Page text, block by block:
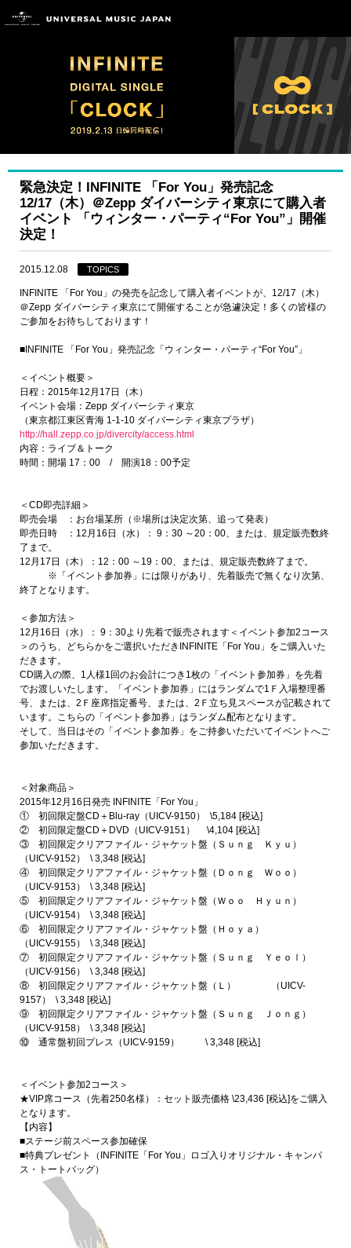
緊急決定！INFINITE 「For You」発売記念
12/17（木）＠Zepp ダイバーシティ東京にて購入者
イベント 「ウィンター・パーティ“For You”」開催
決定！
2015.12.08 TOPICS
INFINITE 「For You」の発売を記念して購入者イベントが、12/17（木）
＠Zepp ダイバーシティ東京にて開催することが急遽決定！多くの皆様の
ご参加をお待ちしております！
■INFINITE 「For You」発売記念「ウィンター・パーティ“For You”」
＜イベント概要＞
日程：2015年12月17日（木）
イベント会場：Zepp ダイバーシティ東京
（東京都江東区青海 1-1-10 ダイバーシティ東京プラザ）
http://hall.zepp.co.jp/divercity/access.html
内容：ライブ＆トーク
時間：開場 17：00 / 開演18：00予定
＜CD即売詳細＞
即売会場 ：お台場某所（※場所は決定次第、追って発表）
即売日時 ：12月16日（水）： 9：30 ～20：00、または、規定販売数終
了まで。
12月17日（木）：12：00 ～19：00、または、規定販売数終了まで。
※「イベント参加券」には限りがあり、先着販売で無くなり次第、
終了となります。
＜参加方法＞
12月16日（水）： 9：30より先着で販売されます＜イベント参加2コース
＞のうち、どちらかをご選択いただきINFINITE「For You」をご購入いた
だきます。
CD購入の際、1人様1回のお会計につき1枚の「イベント参加券」を先着
でお渡しいたします。「イベント参加券」にはランダムで1Ｆ入場整理番
号、または、2Ｆ座席指定番号、または、2Ｆ立ち見スペースが記載されて
います。こちらの「イベント参加券」はランダム配布となります。
そして、当日はその「イベント参加券」をご持参いただいてイベントへご
参加いただきます。
＜対象商品＞
2015年12月16日発売 INFINITE「For You」
① 初回限定盤CD＋Blu-ray（UICV-9150） \5,184 [税込]
② 初回限定盤CD＋DVD（UICV-9151） \4,104 [税込]
③ 初回限定クリアファイル・ジャケット盤（Ｓｕｎｇ Ｋｙｕ）
（UICV-9152） \ 3,348 [税込]
④ 初回限定クリアファイル・ジャケット盤（Ｄｏｎｇ Ｗｏｏ）
（UICV-9153） \ 3,348 [税込]
⑤ 初回限定クリアファイル・ジャケット盤（Ｗｏｏ Ｈｙｕｎ）
（UICV-9154） \ 3,348 [税込]
⑥ 初回限定クリアファイル・ジャケット盤（Ｈｏｙａ）
（UICV-9155） \ 3,348 [税込]
⑦ 初回限定クリアファイル・ジャケット盤（Ｓｕｎｇ Ｙｅｏｌ）
（UICV-9156） \ 3,348 [税込]
⑧ 初回限定クリアファイル・ジャケット盤（Ｌ） （UICV-
9157） \ 3,348 [税込]
⑨ 初回限定クリアファイル・ジャケット盤（Ｓｕｎｇ Ｊｏｎｇ）
（UICV-9158） \ 3,348 [税込]
⑩ 通常盤初回プレス（UICV-9159） \ 3,348 [税込]
＜イベント参加2コース＞
★VIP席コース（先着250名様）：セット販売価格 \23,436 [税込]をご購入
となります。
【内容】
■ステージ前スペース参加確保
■特典プレゼント（INFINITE「For You」ロゴ入りオリジナル・キャンパ
ス・トートバッグ）